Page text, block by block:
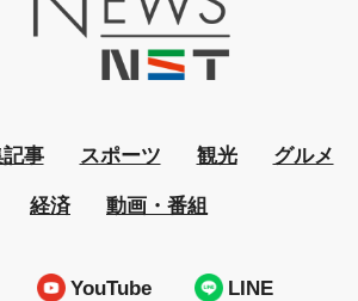
事 スポーツ 観光 グルメ
経済 動画・番組
YouTube LINE